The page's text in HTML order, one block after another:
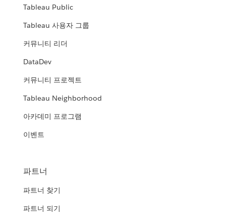
Tableau Public
Tableau 사용자 그룹
커뮤니티 리더
DataDev
커뮤니티 프로젝트
Tableau Neighborhood
아카데미 프로그램
이벤트
파트너
파트너 찾기
파트너 되기